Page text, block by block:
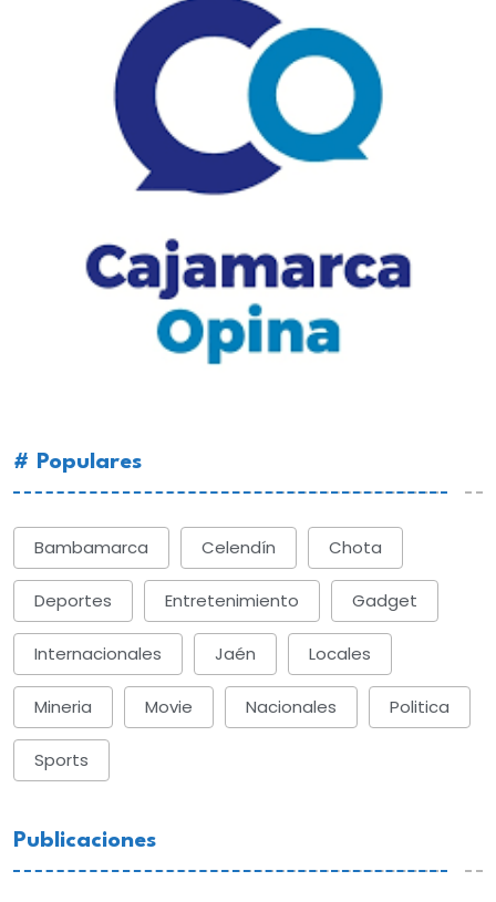
# Populares
Bambamarca Celendín Chota
Deportes Entretenimiento Gadget
Internacionales Jaén Locales
Mineria Movie Nacionales Politica
Sports
Publicaciones